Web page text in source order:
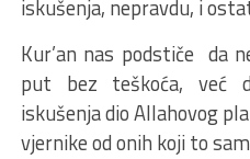
iskušenja, nepravdu, i
Kur’an nas podstiče da
put bez teškoća, već
iskušenja dio Allahovog
vjernike od onih koji to